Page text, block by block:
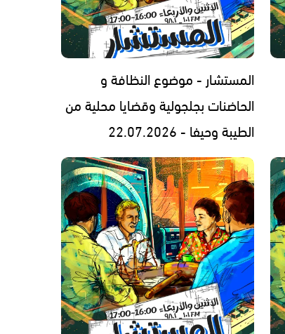
المستشار - موضوع النظافة و
الحاضنات بجلجولية وقضايا محلية من
الطيبة وحيفا - 22.07.2026